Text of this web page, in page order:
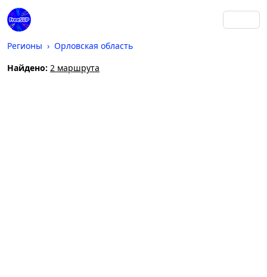
Регионы
Орловская область
Найдено: 2 маршрута